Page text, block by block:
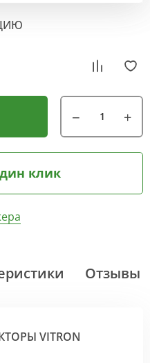
клик
Отзывы
VITRON